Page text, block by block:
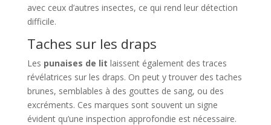
avec ceux d’autres insectes, ce qui rend leur détection
difficile.
Taches sur les draps
Les punaises de lit laissent également des traces
révélatrices sur les draps. On peut y trouver des taches
brunes, semblables à des gouttes de sang, ou des
excréments. Ces marques sont souvent un signe
évident qu’une inspection approfondie est nécessaire.